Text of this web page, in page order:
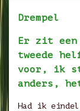
Drempel
Er zit een
tweede
voor, ik
anders,
Had ik